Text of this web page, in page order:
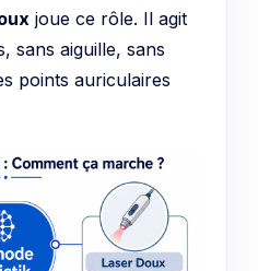
joue ce rôle. Il agit
sans aiguille, sans
points auriculaires